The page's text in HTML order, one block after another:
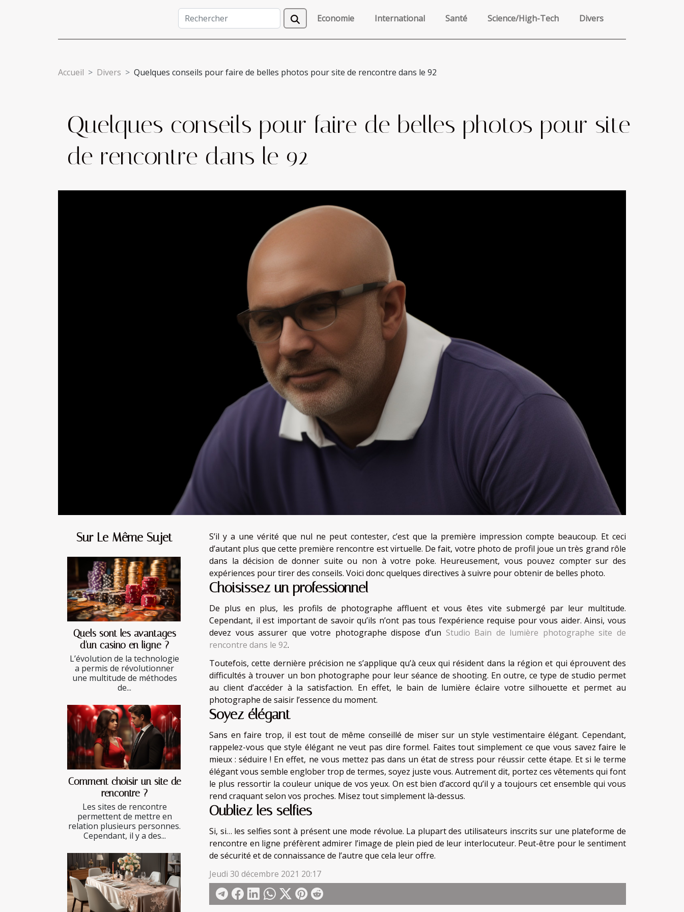
Economie International Santé Science/High-Tech Divers
Accueil Divers Quelques conseils pour faire de belles photos pour site de rencontre dans le 92
Quelques conseils pour faire de belles photos pour site
de rencontre dans le 92
Sur Le Même Sujet
Quels sont les avantages
d'un casino en ligne ?
L’évolution de la technologie
a permis de révolutionner
une multitude de méthodes
de...
Comment choisir un site de
rencontre ?
Les sites de rencontre
permettent de mettre en
relation plusieurs personnes.
Cependant, il y a des...
S’il y a une vérité que nul ne peut contester, c’est que la première impression compte beaucoup. Et ceci
d’autant plus que cette première rencontre est virtuelle. De fait, votre photo de profil joue un très grand rôle
dans la décision de donner suite ou non à votre poke. Heureusement, vous pouvez compter sur des
expériences pour tirer des conseils. Voici donc quelques directives à suivre pour obtenir de belles photo.
Choisissez un professionnel
De plus en plus, les profils de photographe affluent et vous êtes vite submergé par leur multitude.
Cependant, il est important de savoir qu’ils n’ont pas tous l’expérience requise pour vous aider. Ainsi, vous
devez vous assurer que votre photographe dispose d’un Studio Bain de lumière photographe site de
rencontre dans le 92.
Toutefois, cette dernière précision ne s’applique qu’à ceux qui résident dans la région et qui éprouvent des
difficultés à trouver un bon photographe pour leur séance de shooting. En outre, ce type de studio permet
au client d’accéder à la satisfaction. En effet, le bain de lumière éclaire votre silhouette et permet au
photographe de saisir l’essence du moment.
Soyez élégant
Sans en faire trop, il est tout de même conseillé de miser sur un style vestimentaire élégant. Cependant,
rappelez-vous que style élégant ne veut pas dire formel. Faites tout simplement ce que vous savez faire le
mieux : séduire ! En effet, ne vous mettez pas dans un état de stress pour réussir cette étape. Et si le terme
élégant vous semble englober trop de termes, soyez juste vous. Autrement dit, portez ces vêtements qui font
le plus ressortir la couleur unique de vos yeux. On est bien d’accord qu’il y a toujours cet ensemble qui vous
rend craquant selon vos proches. Misez tout simplement là-dessus.
Oubliez les selfies
Si, si… les selfies sont à présent une mode révolue. La plupart des utilisateurs inscrits sur une plateforme de
rencontre en ligne préfèrent admirer l’image de plein pied de leur interlocuteur. Peut-être pour le sentiment
de sécurité et de connaissance de l’autre que cela leur offre.
Jeudi 30 décembre 2021 20:17